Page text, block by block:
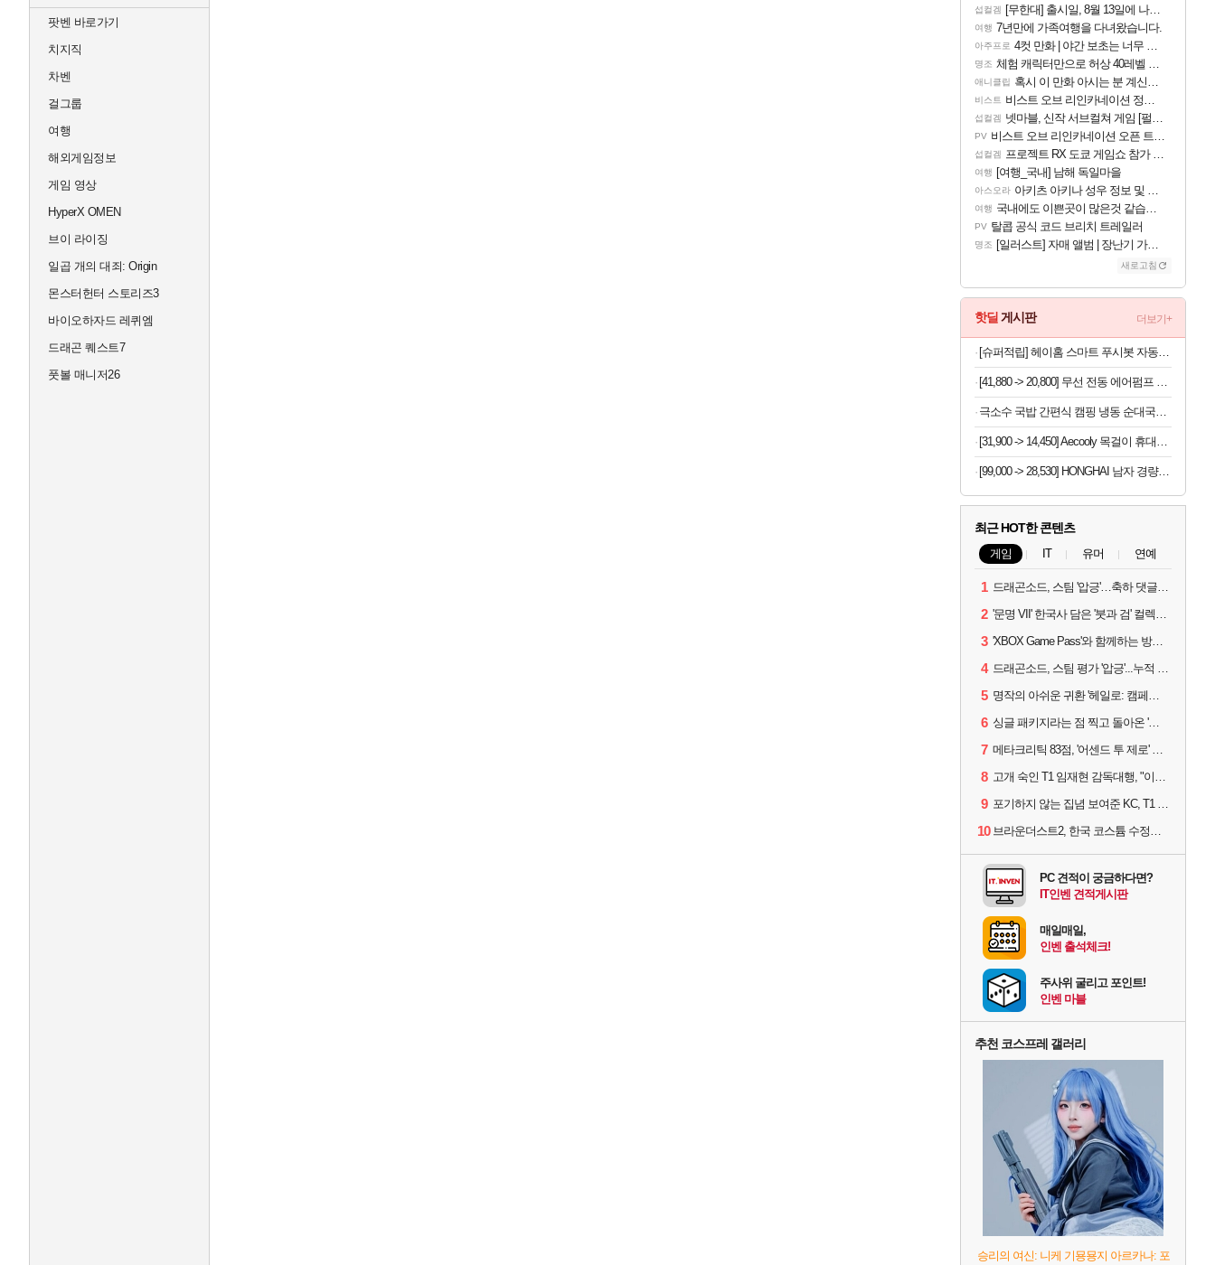
팟벤 바로가기
치지직
차벤
걸그룹
여행
해외게임정보
게임 영상
HyperX OMEN
브이 라이징
일곱 개의 대죄: Origin
몬스터헌터 스토리즈3
바이오하자드 레퀴엠
드래곤 퀘스트7
풋볼 매니저26
섭컬겜 [무한대] 출시일, 8월 13일에 나오나
여행 7년만에 가족여행을 다녀왔습니다.
아주프로 4컷 만화 | 야간 보초는 너무 힘들어
명조 체험 캐릭터만으로 허상 40레벨 하이와티아 5분 컷!｜에이메스·린네·모니에 명함
애니클립 혹시 이 만화 아시는 분 계신가요
비스트 비스트 오브 리인카네이션 정보/공략글 모음
섭컬겜 넷마블, 신작 서브컬쳐 게임 [펄 인 블루] 티저 사이트 오픈
PV 비스트 오브 리인카네이션 오픈 트레일러
섭컬겜 프로젝트 RX 도쿄 게임쇼 참가 결정
여행 [여행_국내] 남해 독일마을
아스오라 아키츠 아키나 성우 정보 및 주요 필모
여행 국내에도 이쁜곳이 많은것 같습니다
PV 탈콥 공식 코드 브리치 트레일러
명조 [일러스트] 자매 앨범 | 장난기 가득한 오후의 공원 (리메이크판)
새로고침
핫딜 게시판 더보기+
[슈퍼적립] 헤이홈 스마트 푸시봇 자동스위치 원격제어 핑거봇 IoT
[41,880 -> 20,800] 무선 전동 에어펌프 휴대용 7200mAh (자동차, 자전거)
극소수 국밥 간편식 캠핑 냉동 순대국밥, 245g, 1개
[31,900 -> 14,450] Aecooly 목걸이 휴대용 초경량 미니 선풍기
[99,000 -> 28,530] HONGHAI 남자 경량 안전화
최근 HOT한 콘텐츠
게임 IT 유머 연예
1 드래곤소드, 스팀 '압긍'…축하 댓글 달고 게임 코드 받자!
2 '문명 VII' 한국사 담은 '붓과 검' 컬렉션 파트 2 출시
3 'XBOX Game Pass'와 함께하는 방구석 피서 게임 4종!
4 드래곤소드, 스팀 평가 '압긍'...누적 판매량 20만장 돌파
5 명작의 아쉬운 귀환 '헤일로: 캠페인 이볼브드'
6 싱글 패키지라는 점 찍고 돌아온 '드래곤소드: 어웨이크닝'
7 메타크리틱 83점, '어센드 투 제로' 정식 출시!
8 고개 숙인 T1 임재현 감독대행, "이른 탈락에 죄송한 마음 뿐"
9 포기하지 않는 집념 보여준 KC, T1 잡았다
10 브라운더스트2, 한국 코스튬 수정… 이준희 PD "안 하면 서비스 지속 불가"
PC 견적이 궁금하다면?
IT인벤 견적게시판
매일매일,
인벤 출석체크!
주사위 굴리고 포인트!
인벤 마블
추천 코스프레 갤러리
승리의 여신: 니케 기묭묭지 아르카나: 포